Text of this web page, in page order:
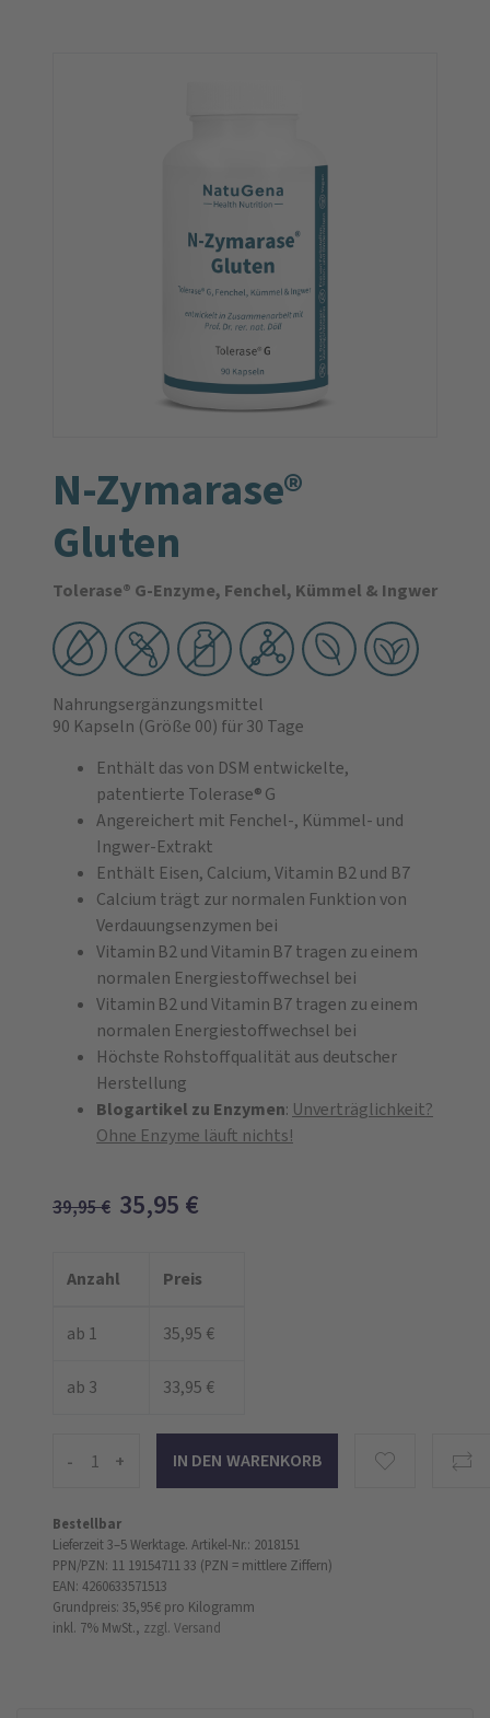
N-Zymarase®
Gluten
Tolerase® G-Enzyme, Fenchel, Kümmel & Ingwer
Nahrungsergänzungsmittel
90 Kapseln (Größe 00) für 30 Tage
Enthält das von DSM entwickelte,
patentierte Tolerase® G
Angereichert mit Fenchel-, Kümmel- und
Ingwer-Extrakt
Enthält Eisen, Calcium, Vitamin B2 und B7
Calcium trägt zur normalen Funktion von
Verdauungsenzymen bei
Vitamin B2 und Vitamin B7 tragen zu einem
normalen Energiestoffwechsel bei
Vitamin B2 und Vitamin B7 tragen zu einem
normalen Energiestoffwechsel bei
Höchste Rohstoffqualität aus deutscher
Herstellung
Blogartikel zu Enzymen: Unverträglichkeit?
Ohne Enzyme läuft nichts!
39,95€ 35,95 €
Anzahl Preis
ab 1 35,95 €
ab 3 33,95 €
- +
Bestellbar
Lieferzeit 3–5 Werktage. Artikel-Nr.: 2018151
PPN/PZN: 11 19154711 33 (PZN = mittlere Ziffern)
EAN: 4260633571513
Grundpreis: 35,95 € pro Kilogramm
inkl. 7% MwSt., zzgl. Versand